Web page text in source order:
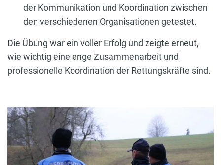
der Kommunikation und Koordination zwischen
den verschiedenen Organisationen getestet.
Die Übung war ein voller Erfolg und zeigte erneut,
wie wichtig eine enge Zusammenarbeit und
professionelle Koordination der Rettungskräfte sind.